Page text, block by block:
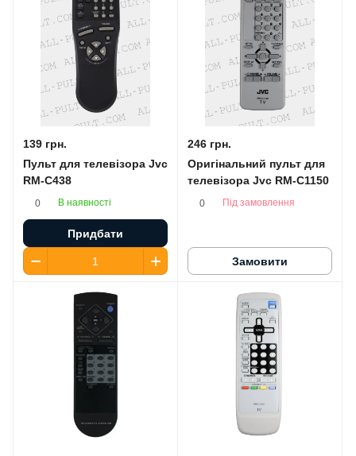
139 грн.
Пульт для телевізора Jvc
RM-C438
0 В наявності
Придбати
246 грн.
Оригінальний пульт для
телевізора Jvc RM-C1150
0 Під замовлення
Замовити